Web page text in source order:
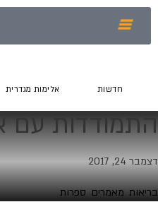
חדשות אלימות מגדרית
התמודדות עם
דצמבר 24, 2017
בריאות,מאמרים,ספרות